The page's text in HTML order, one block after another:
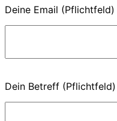
Deine Email (Pflichtfeld)
Dein Betreff (Pflichtfeld)